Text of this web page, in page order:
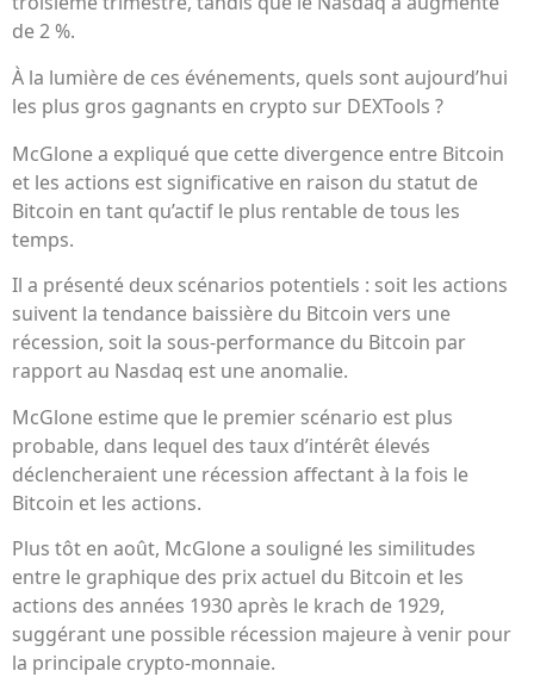
de 2 %.
À la lumière de ces événements, quels sont aujourd’hui
les plus gros gagnants en crypto sur DEXTools ?
McGlone a expliqué que cette divergence entre Bitcoin
et les actions est significative en raison du statut de
Bitcoin en tant qu’actif le plus rentable de tous les
temps.
Il a présenté deux scénarios potentiels : soit les actions
suivent la tendance baissière du Bitcoin vers une
récession, soit la sous-performance du Bitcoin par
rapport au Nasdaq est une anomalie.
McGlone estime que le premier scénario est plus
probable, dans lequel des taux d’intérêt élevés
déclencheraient une récession affectant à la fois le
Bitcoin et les actions.
Plus tôt en août, McGlone a souligné les similitudes
entre le graphique des prix actuel du Bitcoin et les
actions des années 1930 après le krach de 1929,
suggérant une possible récession majeure à venir pour
la principale crypto-monnaie.